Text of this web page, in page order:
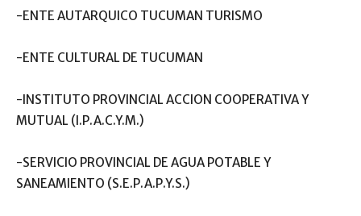
-ENTE AUTARQUICO TUCUMAN TURISMO
-ENTE CULTURAL DE TUCUMAN
-INSTITUTO PROVINCIAL ACCION COOPERATIVA Y
MUTUAL (I.P.A.C.Y.M.)
-SERVICIO PROVINCIAL DE AGUA POTABLE Y
SANEAMIENTO (S.E.P.A.P.Y.S.)